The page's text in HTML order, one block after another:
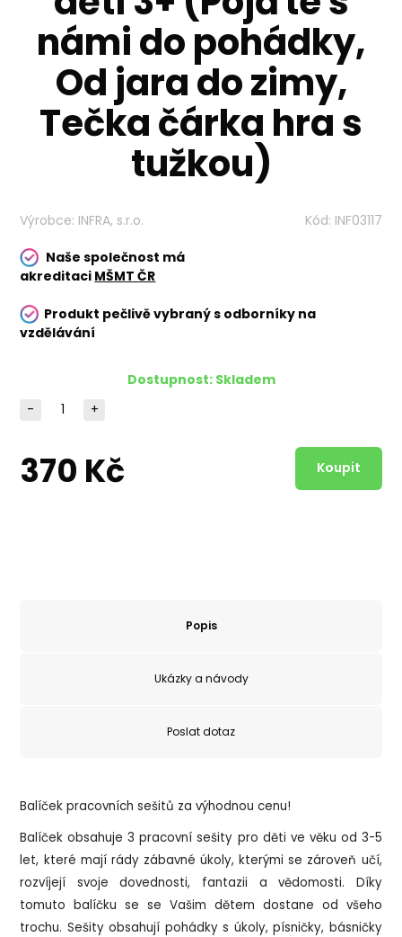
námi do pohádky,
Od jara do zimy,
Tečka čárka hra s
tužkou)
Výrobce: INFRA, s.r.o. Kód: INF03117
Naše společnost má
akreditaci MŠMT ČR
Produkt pečlivě vybraný s odborníky na
vzdělávání
Dostupnost: Skladem
370 Kč
- +
Popis
Ukázky a návody
Poslat dotaz
Balíček pracovních sešitů za výhodnou cenu!
Balíček obsahuje 3 pracovní sešity pro děti ve věku od 3-5
let, které mají rády zábavné úkoly, kterými se zároveň učí,
rozvíjejí svoje dovednosti, fantazii a vědomosti. Díky
tomuto balíčku se se Vašim dětem dostane od všeho
trochu. Sešity obsahují pohádky s úkoly, písničky, básničky